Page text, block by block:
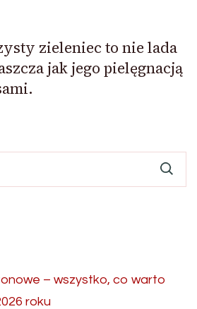
zieleniec to nie lada
jak jego pielęgnacją
– wszystko, co warto
roku